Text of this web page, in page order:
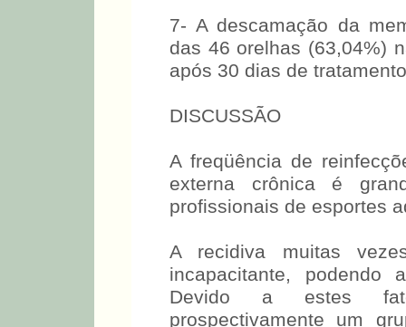
7- A descamação da
das 46 orelhas (63,04%)
após 30 dias de
DISCUSSÃO
A freqüência de
externa crônica é
profissionais de esportes
A recidiva muitas
incapacitante, podendo
Devido a estes
prospectivamente um